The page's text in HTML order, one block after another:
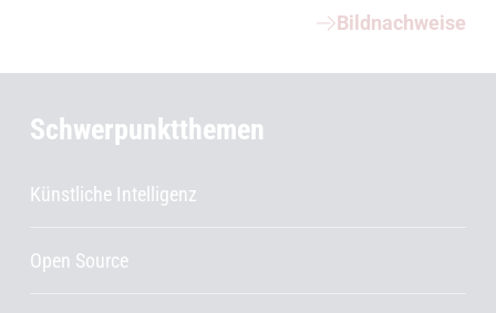
Bildnachweise
Schwerpunktthemen
Künstliche Intelligenz
Open Source